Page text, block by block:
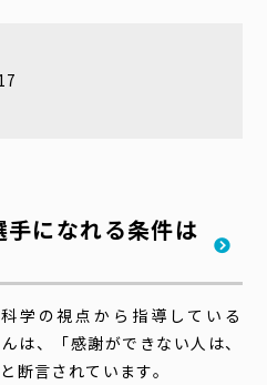
になれる条件は
学の視点から指導している
は、「感謝ができない人は、
断言されています。